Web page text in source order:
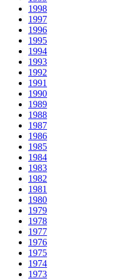
1998
1997
1996
1995
1994
1993
1992
1991
1990
1989
1988
1987
1986
1985
1984
1983
1982
1981
1980
1979
1978
1977
1976
1975
1974
1973